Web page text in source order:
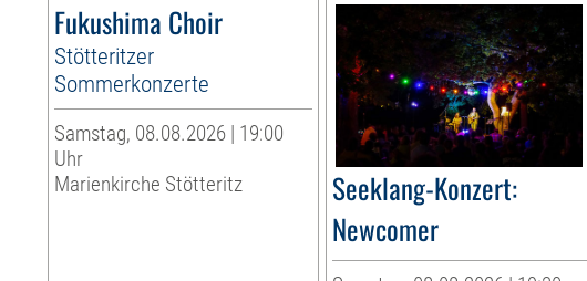
Fukushima Choir
Stötteritzer
Sommerkonzerte
Samstag, 08.08.2026 | 19:00
Uhr
Marienkirche Stötteritz
Seeklang-Konzert:
Newcomer